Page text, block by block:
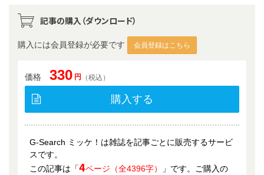
記事の購入（ダウンロード）
購入には会員登録が必要です 会員登録はこちら
価格 330 円 （税込）
購入する
G-Search ミッケ！は雑誌を記事ごとに販売するサービ
スです。
この記事は「4ページ（全4396字）
」です。ご購入の